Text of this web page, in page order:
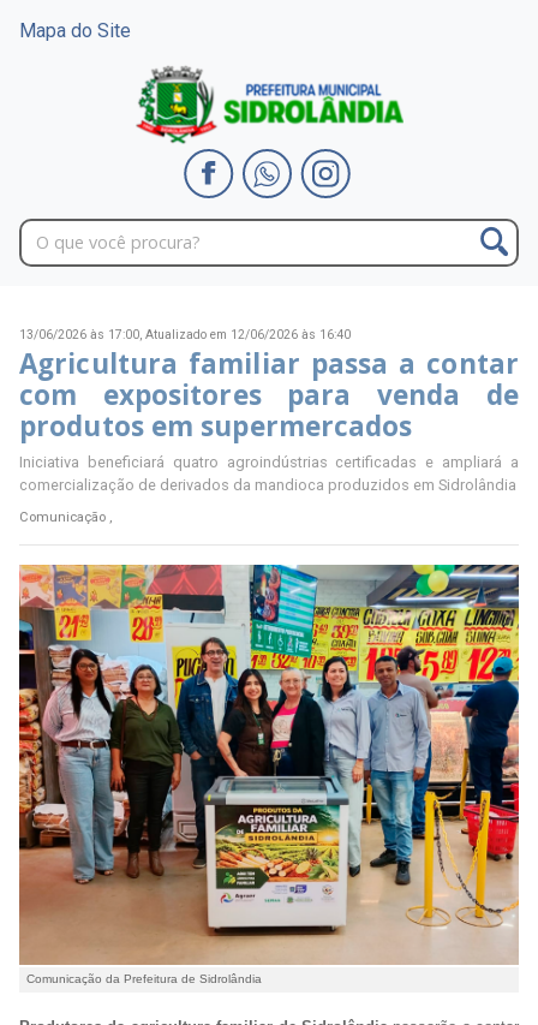
Mapa do Site
13/06/2026 às 17:00, Atualizado em 12/06/2026 às 16:40
Agricultura familiar passa a contar
com expositores para venda de
produtos em supermercados
Iniciativa beneficiará quatro agroindústrias certificadas e ampliará a
comercialização de derivados da mandioca produzidos em Sidrolândia
Comunicação ,
Comunicação da Prefeitura de Sidrolândia